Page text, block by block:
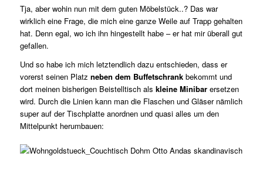
Tja, aber wohin nun mit dem guten Möbelstück..? Das war
wirklich eine Frage, die mich eine ganze Weile auf Trapp gehalten
hat. Denn egal, wo ich ihn hingestellt habe – er hat mir überall gut
gefallen.
Und so habe ich mich letztendlich dazu entschieden, dass er
vorerst seinen Platz neben dem Buffetschrankbekommt und
dort meinen bisherigen Beistelltisch als kleine Minibarersetzen
wird. Durch die Linien kann man die Flaschen und Gläser nämlich
super auf der Tischplatte anordnen und quasi alles um den
Mittelpunkt herumbauen: